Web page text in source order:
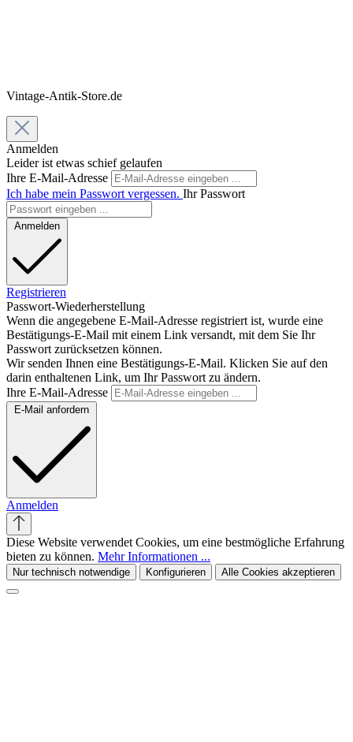
Vintage-Antik-Store.de
Anmelden
Leider ist etwas schief gelaufen
Ihre E-Mail-Adresse
Ich habe mein Passwort vergessen. Ihr Passwort
Anmelden
Registrieren
Passwort-Wiederherstellung
Wenn die angegebene E-Mail-Adresse registriert ist, wurde eine
Bestätigungs-E-Mail mit einem Link versandt, mit dem Sie Ihr
Passwort zurücksetzen können.
Wir senden Ihnen eine Bestätigungs-E-Mail. Klicken Sie auf den
darin enthaltenen Link, um Ihr Passwort zu ändern.
Ihre E-Mail-Adresse
E-Mail anfordern
Anmelden
Diese Website verwendet Cookies, um eine bestmögliche Erfahrung
bieten zu können. Mehr Informationen ...
Nur technisch notwendige Konfigurieren Alle Cookies akzeptieren